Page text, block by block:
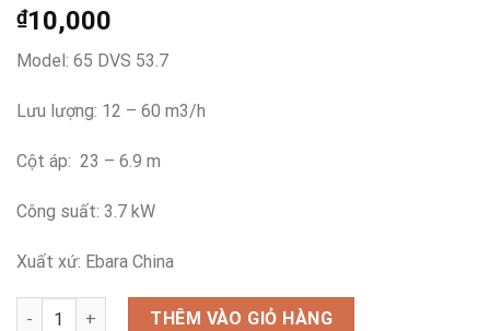
₫10,000
Model: 65 DVS 53.7
Lưu lượng: 12 – 60 m3/h
Cột áp: 23 – 6.9 m
Công suất: 3.7 kW
Xuất xứ: Ebara China
Bơm chìm nước thải Ebara 65DVS53.7 số lượng
THÊM VÀO GIỎ HÀNG